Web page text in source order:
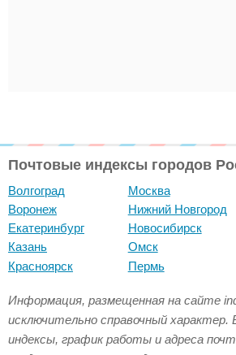
Почтовые индексы городов
Волгоград
Воронеж
Екатеринбург
Казань
Красноярск
Москва
Нижний Новгород
Новосибирск
Омск
Пермь
Информация, размещенная на сайте
исключительно справочный характер.
индексы, график работы и адреса